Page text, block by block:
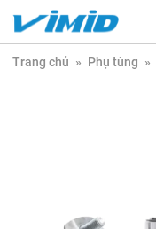
Trang chủ » Phụ tùng »